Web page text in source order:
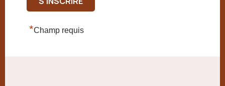
*Champ requis